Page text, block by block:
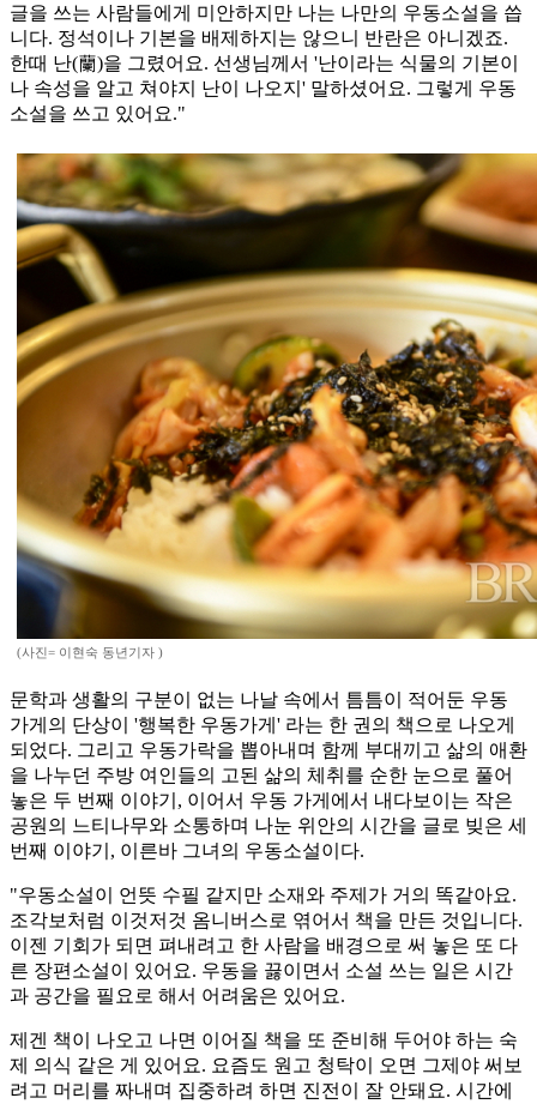
글을 쓰는 사람들에게 미안하지만 나는 나만의 우동소설을 씁
니다. 정석이나 기본을 배제하지는 않으니 반란은 아니겠죠.
한때 난(蘭)을 그렸어요. 선생님께서 '난이라는 식물의 기본이
나 속성을 알고 쳐야지 난이 나오지' 말하셨어요. 그렇게 우동
소설을 쓰고 있어요."
(사진= 이현숙 동년기자 )
문학과 생활의 구분이 없는 나날 속에서 틈틈이 적어둔 우동
가게의 단상이 '행복한 우동가게' 라는 한 권의 책으로 나오게
되었다. 그리고 우동가락을 뽑아내며 함께 부대끼고 삶의 애환
을 나누던 주방 여인들의 고된 삶의 체취를 순한 눈으로 풀어
놓은 두 번째 이야기, 이어서 우동 가게에서 내다보이는 작은
공원의 느티나무와 소통하며 나눈 위안의 시간을 글로 빚은 세
번째 이야기, 이른바 그녀의 우동소설이다.
"우동소설이 언뜻 수필 같지만 소재와 주제가 거의 똑같아요.
조각보처럼 이것저것 옴니버스로 엮어서 책을 만든 것입니다.
이젠 기회가 되면 펴내려고 한 사람을 배경으로 써 놓은 또 다
른 장편소설이 있어요. 우동을 끓이면서 소설 쓰는 일은 시간
과 공간을 필요로 해서 어려움은 있어요.
제겐 책이 나오고 나면 이어질 책을 또 준비해 두어야 하는 숙
제 의식 같은 게 있어요. 요즘도 원고 청탁이 오면 그제야 써보
려고 머리를 짜내며 집중하려 하면 진전이 잘 안돼요. 시간에